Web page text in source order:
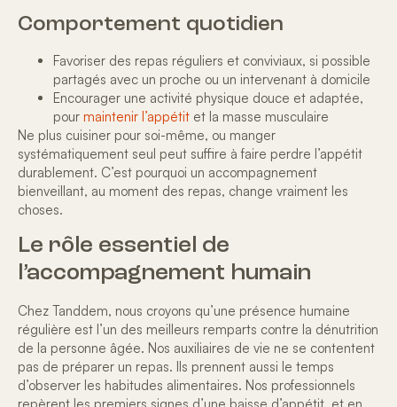
Comportement quotidien
Favoriser des repas réguliers et conviviaux, si possible
partagés avec un proche ou un intervenant à domicile
Encourager une activité physique douce et adaptée,
pour maintenir l’appétit et la masse musculaire
Ne plus cuisiner pour soi-même, ou manger
systématiquement seul peut suffire à faire perdre l’appétit
durablement. C’est pourquoi un accompagnement
bienveillant, au moment des repas, change vraiment les
choses.
Le rôle essentiel de
l’accompagnement humain
Chez Tanddem, nous croyons qu’une présence humaine
régulière est l’un des meilleurs remparts contre la dénutrition
de la personne âgée. Nos auxiliaires de vie ne se contentent
pas de préparer un repas. Ils prennent aussi le temps
d’observer les habitudes alimentaires. Nos professionnels
repèrent les premiers signes d’une baisse d’appétit, et en